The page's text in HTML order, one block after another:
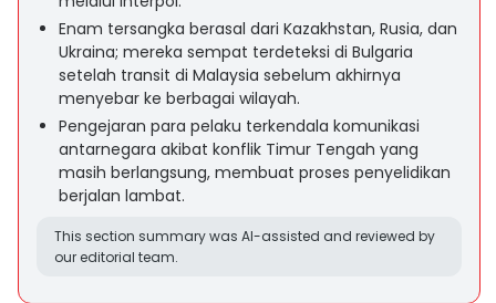
Enam tersangka berasal dari Kazakhstan, Rusia, dan
Ukraina; mereka sempat terdeteksi di Bulgaria
setelah transit di Malaysia sebelum akhirnya
menyebar ke berbagai wilayah.
Pengejaran para pelaku terkendala komunikasi
antarnegara akibat konflik Timur Tengah yang
masih berlangsung, membuat proses penyelidikan
berjalan lambat.
This section summary was AI-assisted and reviewed by
our editorial team.